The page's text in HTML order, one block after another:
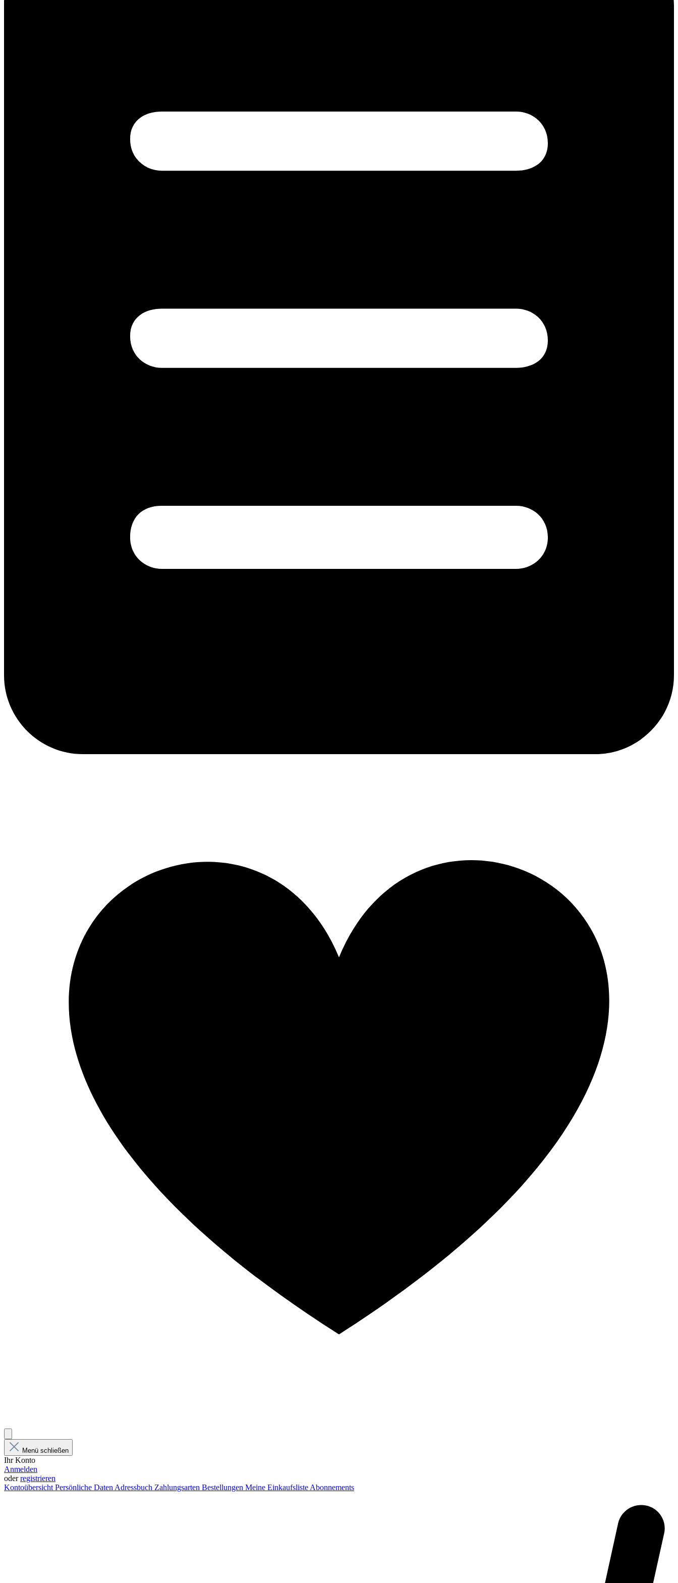
Menü schließen
Ihr Konto
Anmelden
oderregistrieren
KontoübersichtPersönliche DatenAdressbuch Zahlungsarten Bestellungen Meine EinkaufslisteAbonnements